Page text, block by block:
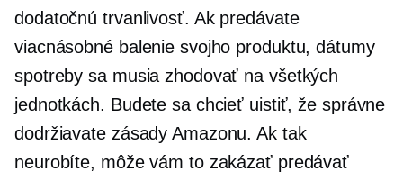
dodatočnú trvanlivosť. Ak predávate
viacnásobné balenie svojho produktu, dátumy
spotreby sa musia zhodovať na všetkých
jednotkách. Budete sa chcieť uistiť, že správne
dodržiavate zásady Amazonu. Ak tak
neurobíte, môže vám to zakázať predávať